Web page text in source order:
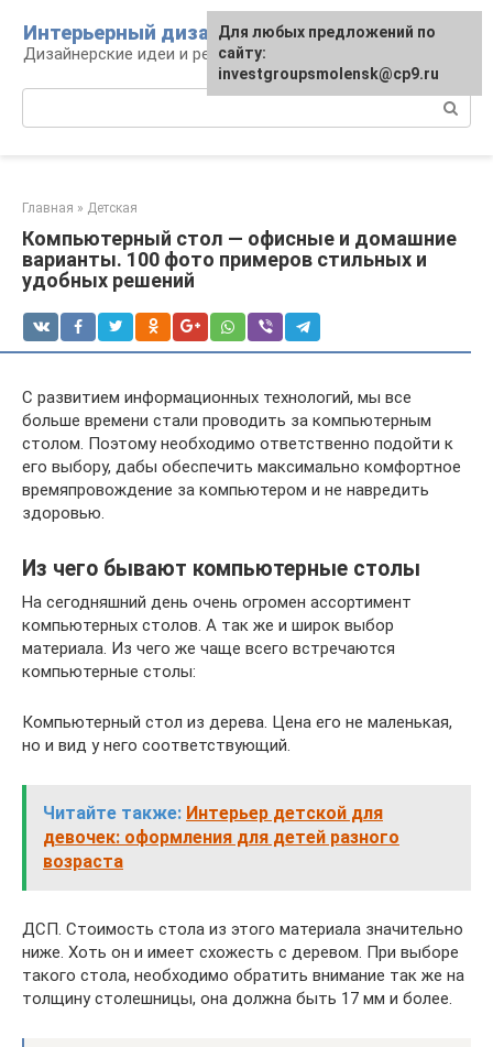
контенту
Интерьерный дизайн
Дизайнерские идеи и решения
Главная » Детская
Компьютерный стол — офисные и домашние
варианты. 100 фото примеров стильных и
удобных решений
С развитием информационных технологий, мы все
больше времени стали проводить за компьютерным
столом. Поэтому необходимо ответственно подойти к
его выбору, дабы обеспечить максимально комфортное
времяпровождение за компьютером и не навредить
здоровью.
Из чего бывают компьютерные столы
На сегодняшний день очень огромен ассортимент
компьютерных столов. А так же и широк выбор
материала. Из чего же чаще всего встречаются
компьютерные столы:
Компьютерный стол из дерева. Цена его не маленькая,
но и вид у него соответствующий.
Читайте также: Интерьер детской для
девочек: оформления для детей разного
возраста
ДСП. Стоимость стола из этого материала значительно
ниже. Хоть он и имеет схожесть с деревом. При выборе
такого стола, необходимо обратить внимание так же на
толщину столешницы, она должна быть 17 мм и более.
Для любых предложений по
сайту:
investgroupsmolensk@cp9.ru